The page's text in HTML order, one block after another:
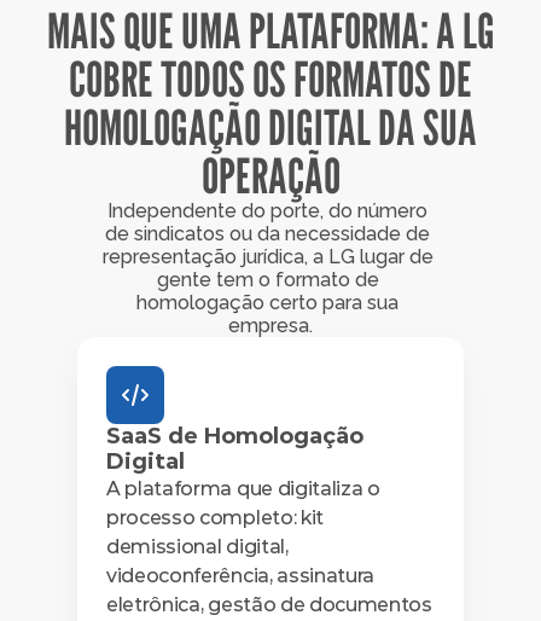
MAIS QUE UMA PLATAFORMA: A LG
COBRE TODOS OS FORMATOS DE
HOMOLOGAÇÃO DIGITAL DA SUA
OPERAÇÃO
Independente do porte, do número
de sindicatos ou da necessidade de
representação jurídica, a LG lugar de
gente tem o formato de
homologação certo para sua
empresa.
SaaS de Homologação
Digital
A plataforma que digitaliza o
processo completo: kit
demissional digital,
videoconferência, assinatura
eletrônica, gestão de documentos